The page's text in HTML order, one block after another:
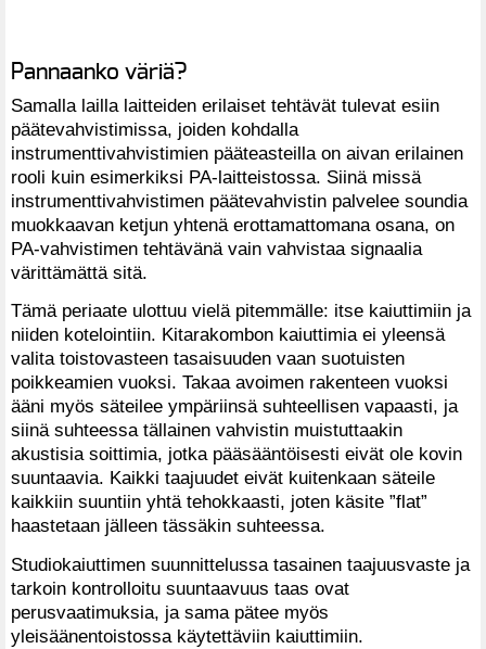
Pannaanko väriä?
Samalla lailla laitteiden erilaiset tehtävät tulevat esiin
päätevahvistimissa, joiden kohdalla
instrumenttivahvistimien pääteasteilla on aivan erilainen
rooli kuin esimerkiksi PA-laitteistossa. Siinä missä
instrumenttivahvistimen päätevahvistin palvelee soundia
muokkaavan ketjun yhtenä erottamattomana osana, on
PA-vahvistimen tehtävänä vain vahvistaa signaalia
värittämättä sitä.
Tämä periaate ulottuu vielä pitemmälle: itse kaiuttimiin ja
niiden kotelointiin. Kitarakombon kaiuttimia ei yleensä
valita toistovasteen tasaisuuden vaan suotuisten
poikkeamien vuoksi. Takaa avoimen rakenteen vuoksi
ääni myös säteilee ympäriinsä suhteellisen vapaasti, ja
siinä suhteessa tällainen vahvistin muistuttaakin
akustisia soittimia, jotka pääsääntöisesti eivät ole kovin
suuntaavia. Kaikki taajuudet eivät kuitenkaan säteile
kaikkiin suuntiin yhtä tehokkaasti, joten käsite ”flat”
haastetaan jälleen tässäkin suhteessa.
Studiokaiuttimen suunnittelussa tasainen taajuusvaste ja
tarkoin kontrolloitu suuntaavuus taas ovat
perusvaatimuksia, ja sama pätee myös
yleisäänentoistossa käytettäviin kaiuttimiin.